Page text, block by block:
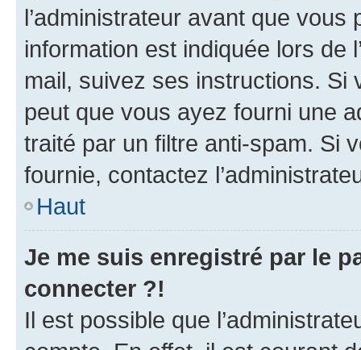
l’administrateur avant que
information est indiquée lors de
mail, suivez ses instructions. Si
peut que vous ayez fourni une
traité par un filtre anti-spam. Si
fournie, contactez
Haut
Je me suis enregistré par le
connecter ?!
Il est possible que